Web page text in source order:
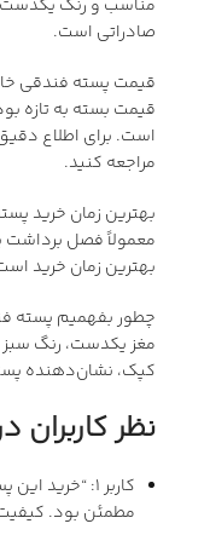
مناسب و رنگ یکدست،
صادراتی است.
قیمت پسته فندقی
قیمت بسته به تازه
مراجعه کنید.
بهترین زمان خرید
معمولاً فصل برداشت
بهترین زمان خرید
چطور بفهمیم پسته
مغز یکدست، رنگ
کپک، نشان‌دهنده
نظر کاربران
مطمئن بود. کیفیت